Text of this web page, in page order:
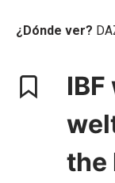
¿Dónde ver?
the